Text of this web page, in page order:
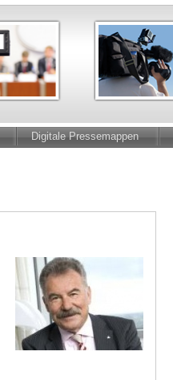
Digitale Pressemappen